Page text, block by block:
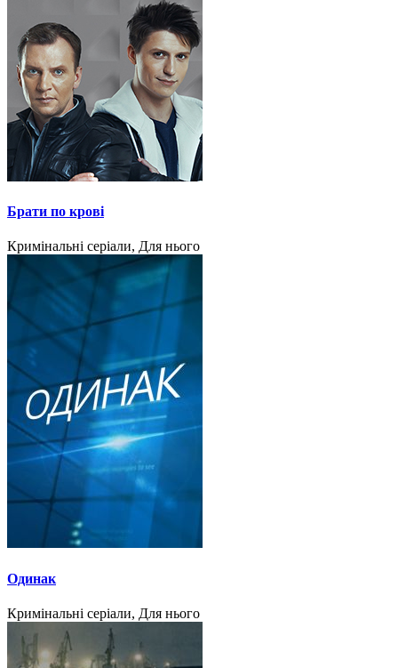
Брати по крові
Кримінальні серіали, Для нього
Одинак
Кримінальні серіали, Для нього